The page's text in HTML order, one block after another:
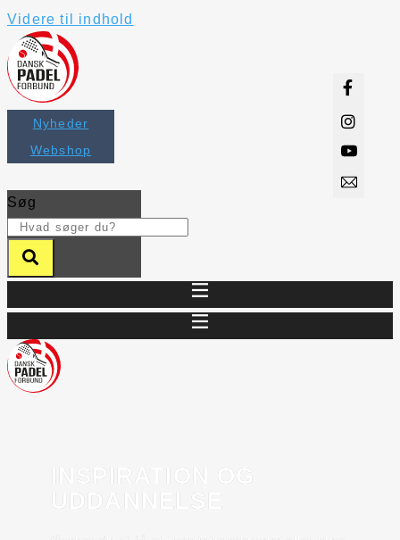
Videre til indhold
Nyheder
Webshop
Søg
INSPIRATION OG
UDDANNELSE